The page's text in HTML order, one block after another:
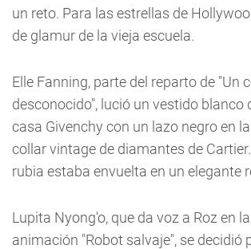
un reto. Para las estrellas de
de glamur de la vieja escuela.
Elle Fanning, parte del reparto de "Un
desconocido", lució un vestido blanco
casa Givenchy con un lazo negro en
collar vintage de diamantes de
rubia estaba envuelta en un elegante
Lupita Nyong'o, que da voz a Roz en
animación "Robot salvaje", se decidió